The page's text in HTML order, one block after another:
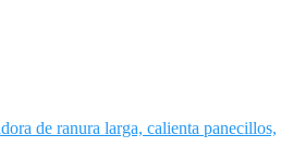
de ranura larga, calienta panecillos,